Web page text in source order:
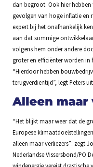
dan begroot. Ook hier
gevolgen van hoge inflatie en
expert bij het onafhankelijk
aan dat sommige
volgens hem onder andere
groter en efficiënter worden
“Hierdoor hebben
terugverdientijd”, legt Peters
Alleen maar
“Het blijkt maar weer dat de
Europese
alleen maar verliezers”: zegt
Nederlandse Vissersbond/PO
windenergie vereist